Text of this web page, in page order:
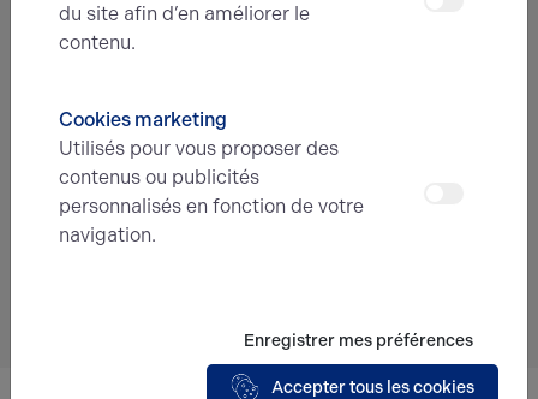
En soumettant ce formulaire, j'accepte que
les informations saisies soient exploitées
dans le cadre de ma demande et de la
relation commerciale qui peut en découler.*
du site afin d’en améliorer le
contenu.
Cookies marketing
Utilisés pour vous proposer des
contenus ou publicités
personnalisés en fonction de votre
navigation.
Enregistrer mes préférences
Accepter tous les cookies